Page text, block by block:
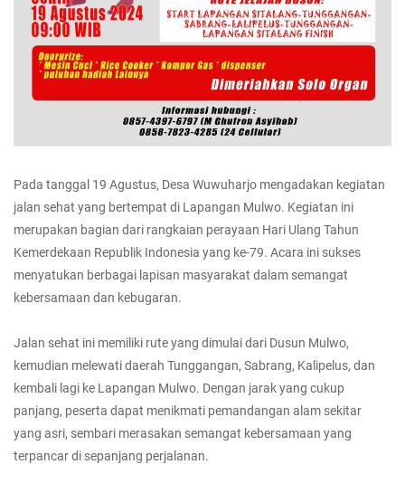
Pada tanggal 19 Agustus, Desa Wuwuharjo mengadakan kegiatan
jalan sehat yang bertempat di Lapangan Mulwo. Kegiatan ini
merupakan bagian dari rangkaian perayaan Hari Ulang Tahun
Kemerdekaan Republik Indonesia yang ke-79. Acara ini sukses
menyatukan berbagai lapisan masyarakat dalam semangat
kebersamaan dan kebugaran.
Jalan sehat ini memiliki rute yang dimulai dari Dusun Mulwo,
kemudian melewati daerah Tunggangan, Sabrang, Kalipelus, dan
kembali lagi ke Lapangan Mulwo. Dengan jarak yang cukup
panjang, peserta dapat menikmati pemandangan alam sekitar
yang asri, sembari merasakan semangat kebersamaan yang
terpancar di sepanjang perjalanan.